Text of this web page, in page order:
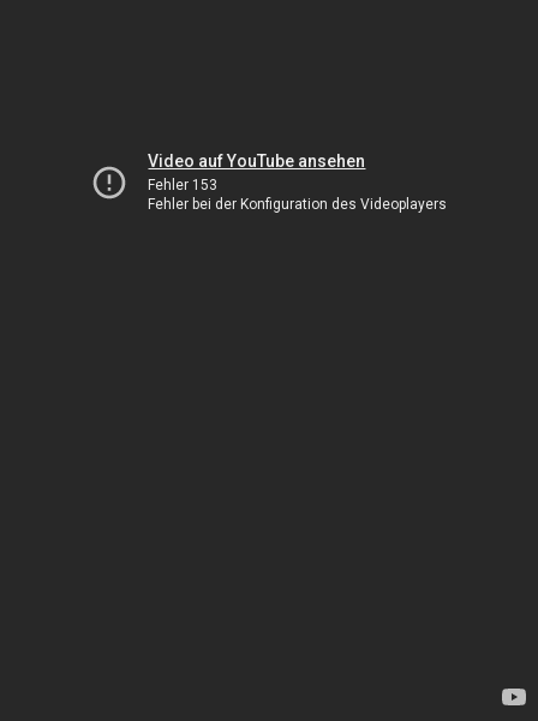
Video auf YouTube ansehen
Fehler 153
Fehler bei der Konfiguration des Videoplayers